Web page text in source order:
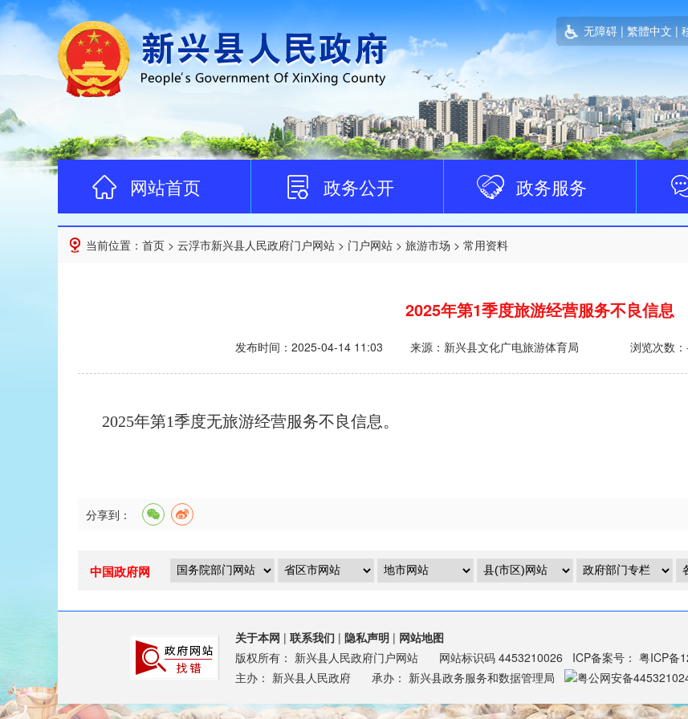
无障碍 | 繁體中文 |
网站首页 政务公开 政务服务
当前位置： 首页 > 云浮市新兴县人民政府门户网站 > 门户网站 > 旅游市场 > 常用资料
2025年第1季度旅游经营服务不良信息
发布时间： 2025-04-14 11:03 来源：新兴县文化广电旅游体育局 浏览次数：
2025年第1季度无旅游经营服务不良信息。
分享到：
中国政府网
关于本网 | 联系我们 | 隐私声明 | 网站地图
版权所有： 新兴县人民政府门户网站 网站标识码 4453210026 ICP备案号： 粤ICP备
主办： 新兴县人民政府 承办： 新兴县政务服务和数据管理局 粤公网安备